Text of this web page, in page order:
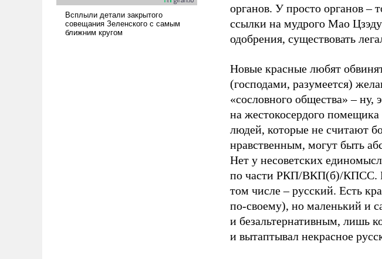
органов. У просто органов –
ссылки на мудрого Мао
одобрения, существовать
Новые красные любят
(господами, разумеется)
«сословного общества» – ну,
на жестокосердого
людей, которые не считают
нравственным, могут быть
Нет у несоветских
по части РКП/ВКП(б)/КПСС.
том числе – русский. Есть
по-своему), но маленький и
и безальтернативным, лишь
и вытаптывал некрасное